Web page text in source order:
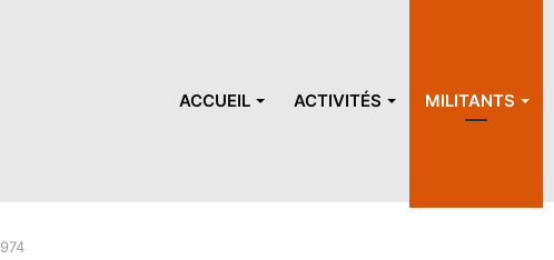
ACCUEIL ACTIVITÉS MILITANTS